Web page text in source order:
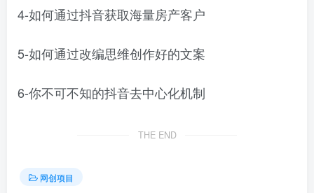
4-如何通过抖音获取海量房产客户
5-如何通过改编思维创作好的文案
6-你不可不知的抖音去中心化机制
THE END
网创项目